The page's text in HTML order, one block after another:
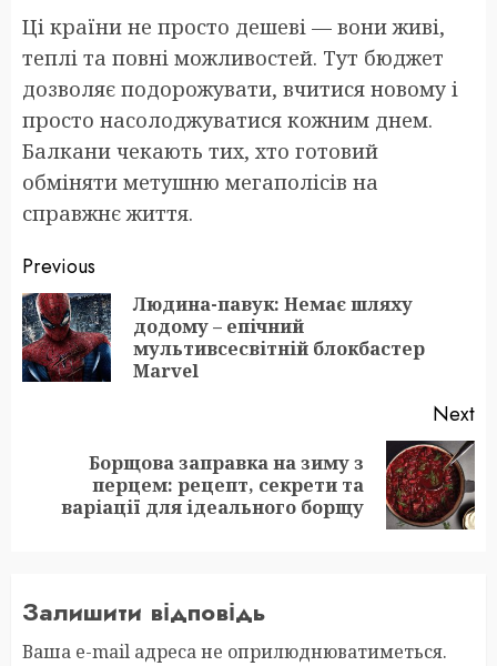
Ці країни не просто дешеві — вони живі,
теплі та повні можливостей. Тут бюджет
дозволяє подорожувати, вчитися новому і
просто насолоджуватися кожним днем.
Балкани чекають тих, хто готовий
обміняти метушню мегаполісів на
справжнє життя.
Post
navigation
Previous
Людина-павук: Немає шляху
додому – епічний
мультивсесвітній блокбастер
Marvel
Next
post:
Борщова заправка на зиму з
перцем: рецепт, секрети та
варіації для ідеального борщу
Залишити відповідь
Ваша e-mail адреса не оприлюднюватиметься.